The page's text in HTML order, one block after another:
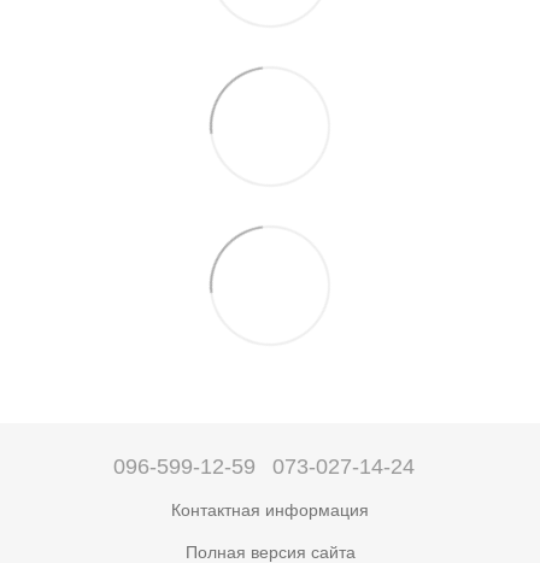
096-599-12-59 073-027-14-24
Контактная информация
Полная версия сайта